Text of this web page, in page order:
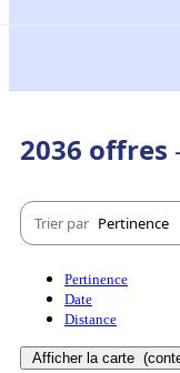
2036 offres
Trier par Pertinence
Pertinence
Date
Distance
Afficher la carte